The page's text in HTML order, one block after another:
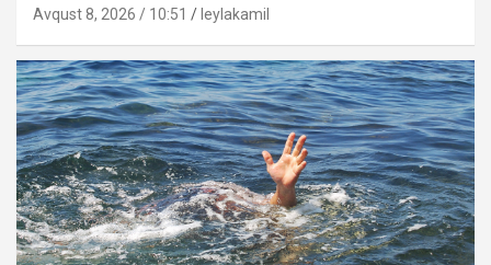
Avqust 8, 2026 / 10:51 leylakamil